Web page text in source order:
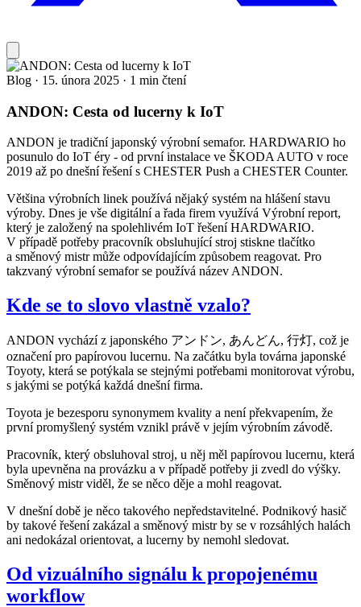
Blog · 15. února 2025 · 1 min čtení
ANDON: Cesta od lucerny k IoT
ANDON je tradiční japonský výrobní semafor. HARDWARIO ho
posunulo do IoT éry - od první instalace ve ŠKODA AUTO v roce
2019 až po dnešní řešení s CHESTER Push a CHESTER Counter.
Většina výrobních linek používá nějaký systém na hlášení stavu
výroby. Dnes je vše digitální a řada firem využívá Výrobní report,
který je založený na spolehlivém IoT řešení HARDWARIO.
V případě potřeby pracovník obsluhující stroj stiskne tlačítko
a směnový mistr může odpovídajícím způsobem reagovat. Pro
takzvaný výrobní semafor se používá název ANDON.
Kde se to slovo vlastně vzalo?
ANDON vychází z japonského アンドン, あんどん, 行灯, což je
označení pro papírovou lucernu. Na začátku byla továrna japonské
Toyoty, která se potýkala se stejnými potřebami monitorovat výrobu,
s jakými se potýká každá dnešní firma.
Toyota je bezesporu synonymem kvality a není překvapením, že
první promyšlený systém vznikl právě v jejím výrobním závodě.
Pracovník, který obsluhoval stroj, u něj měl papírovou lucernu, která
byla upevněna na provázku a v případě potřeby ji zvedl do výšky.
Směnový mistr viděl, že se něco děje a mohl reagovat.
V dnešní době je něco takového nepředstavitelné. Podnikový hasič
by takové řešení zakázal a směnový mistr by se v rozsáhlých halách
ani nedokázal orientovat, a lucerny by nemohl sledovat.
Od vizuálního signálu k propojenému
workflow